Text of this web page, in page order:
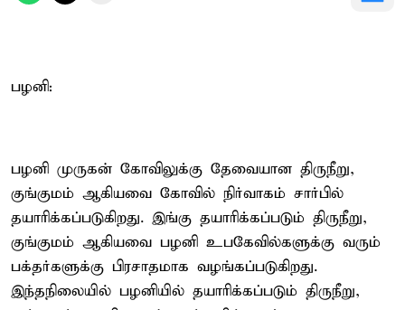
பழனி:
பழனி முருகன் கோவிலுக்கு தேவையான திருநீறு,
குங்குமம் ஆகியவை கோவில் நிர்வாகம் சார்பில்
தயாரிக்கப்படுகிறது. இங்கு தயாரிக்கப்படும் திருநீறு,
குங்குமம் ஆகியவை பழனி உபகேவில்களுக்கு வரும்
பக்தர்களுக்கு பிரசாதமாக வழங்கப்படுகிறது.
இந்தநிலையில் பழனியில் தயாரிக்கப்படும் திருநீறு,